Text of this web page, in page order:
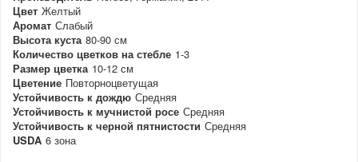
Цвет Желтый
Аромат Слабый
Высота куста 80-90 см
Количество цветков на стебле 1-3
Размер цветка 10-12 см
Цветение Повторноцветущая
Устойчивость к дождю Средняя
Устойчивость к мучнистой росе Средняя
Устойчивость к черной пятнистости Средняя
USDA 6 зона